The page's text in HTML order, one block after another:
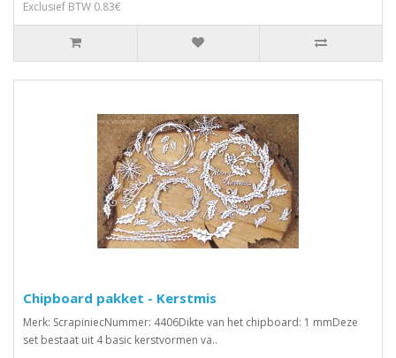
Exclusief BTW 0.83€
Chipboard pakket - Kerstmis
Merk: ScrapiniecNummer: 4406Dikte van het chipboard: 1 mmDeze
set bestaat uit 4 basic kerstvormen va..